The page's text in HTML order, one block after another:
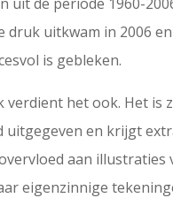
druk uitkwam in 2006
is gebleken.
verdient het ook. Het is
uitgegeven en krijgt
aan illustraties
eigenzinnige